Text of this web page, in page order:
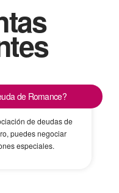
de Romance?
de deudas de
puedes negociar
especiales.